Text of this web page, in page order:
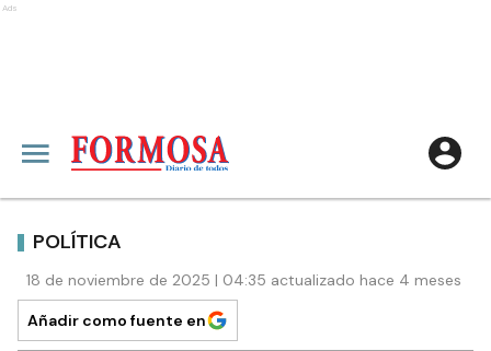
Ads
POLÍTICA
18 de noviembre de 2025 | 04:35 actualizado hace 4 meses
Añadir como fuente en